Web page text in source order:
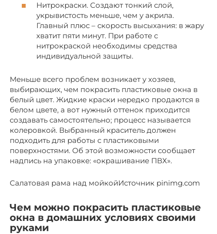
Нитрокраски. Создают тонкий слой,
укрывистость меньше, чем у акрила.
Главный плюс – скорость высыхания: в жару
хватит пяти минут. При работе с
нитрокраской необходимы средства
индивидуальной защиты.
Меньше всего проблем возникает у хозяев,
выбирающих, чем покрасить пластиковые окна в
белый цвет. Жидкие краски нередко продаются в
белом цвете, а вот нужный оттенок приходится
создавать самостоятельно; процесс называется
колеровкой. Выбранный краситель должен
подходить для работы с пластиковыми
поверхностями. Об этой возможности сообщает
надпись на упаковке: «окрашивание ПВХ».
Салатовая рама над мойкойИсточник pinimg.com
Чем можно покрасить пластиковые
окна в домашних условиях своими
руками